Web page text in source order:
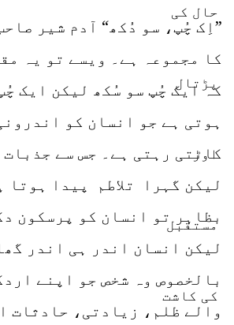
”اِک چُپ، سو دُکھ“ آدم شیر
کا مجموعہ ہے۔ ویسے تو یہ
کہ ایک چُپ سو سُکھ لیکن ایک
ہوتی ہے جو انسان کو
کاٹتی رہتی ہے۔ جس سے
لیکن گہرا تلاطم پیدا ہوتا
بظاہر تو انسان کو پرسکون
لیکن انسان اندر ہی اندر
بالخصوص وہ شخص جو اپنے
والے ظلم، زیادتی، حادثات